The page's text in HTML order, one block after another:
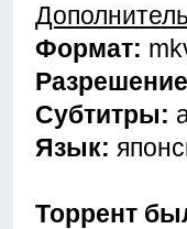
Формат:
Субтитры:
Язык:
Торрент